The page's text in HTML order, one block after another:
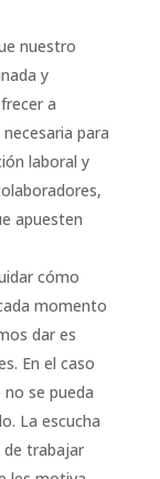
nuestro
y
a
para
laboral y
apuesten
cómo
momento
dar es
En el caso
se pueda
La escucha
de trabajar